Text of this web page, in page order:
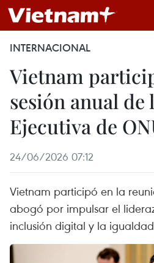
INTERNACIONAL
Vietnam
sesión anual de
Ejecutiva de
24/06/2026 07:12
Vietnam participó en la
abogó por impulsar el
inclusión digital y la